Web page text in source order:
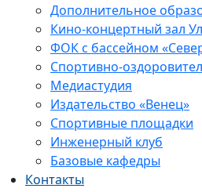
Дополнительное
Кино-концертный зал
ФОК с бассейном
Спортивно-
Медиастудия
Издательство «Венец»
Спортивные площадки
Инженерный клуб
Базовые кафедры
Контакты